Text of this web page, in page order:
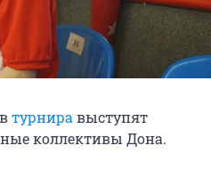
турнира выступят
коллективы Дона.